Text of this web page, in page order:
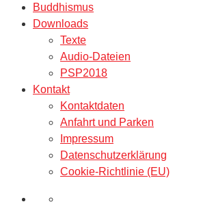
Buddhismus
Downloads
Texte
Audio-Dateien
PSP2018
Kontakt
Kontaktdaten
Anfahrt und Parken
Impressum
Datenschutzerklärung
Cookie-Richtlinie (EU)